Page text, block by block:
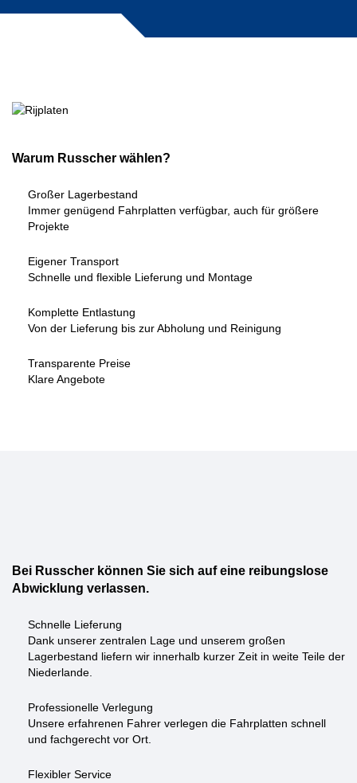
Warum Russcher wählen?
Großer Lagerbestand
Immer genügend Fahrplatten verfügbar, auch für größere
Projekte
Eigener Transport
Schnelle und flexible Lieferung und Montage
Komplette Entlastung
Von der Lieferung bis zur Abholung und Reinigung
Transparente Preise
Klare Angebote
Bei Russcher können Sie sich auf eine reibungslose
Abwicklung verlassen.
Schnelle Lieferung
Dank unserer zentralen Lage und unserem großen
Lagerbestand liefern wir innerhalb kurzer Zeit in weite Teile der
Niederlande.
Professionelle Verlegung
Unsere erfahrenen Fahrer verlegen die Fahrplatten schnell
und fachgerecht vor Ort.
Flexibler Service